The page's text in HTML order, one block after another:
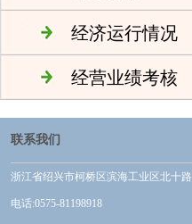
经济运行情况
经营业绩考核
联系我们
浙江省绍兴市柯桥区滨海工业区北十路
电话:0575-81198918